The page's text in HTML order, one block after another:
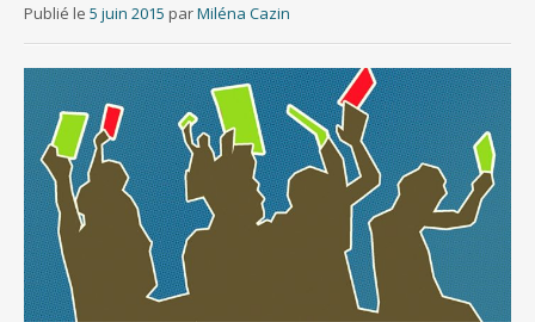
Publié le 5 juin 2015 parMiléna Cazin